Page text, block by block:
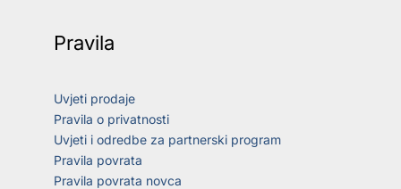
Pravila
Uvjeti prodaje
Pravila o privatnosti
Uvjeti i odredbe za partnerski program
Pravila povrata
Pravila povrata novca